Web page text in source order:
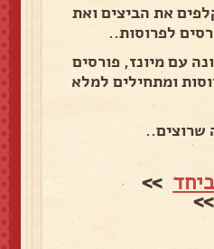
את הביצים ואת
לפרוסות..
עם מיונז, פורסים
ומתחילים למלא
שרוצים..
>>